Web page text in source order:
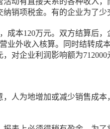
销项税金。有的企业为了
成本120万元。双方结算后
业外收入核算。同时结转成
对企业利润影响额为712000
人为地增加或减少销售成